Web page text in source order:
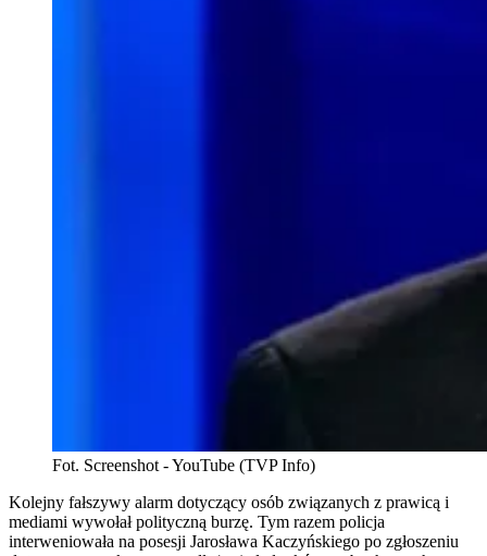
Fot. Screenshot - YouTube (TVP Info)
Kolejny fałszywy alarm dotyczący osób związanych z prawicą i
mediami wywołał polityczną burzę. Tym razem policja
interweniowała na posesji Jarosława Kaczyńskiego po zgłoszeniu